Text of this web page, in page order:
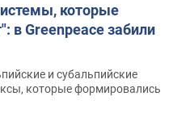
которые
в Greenpeace забили
и субальпийские
которые формировались